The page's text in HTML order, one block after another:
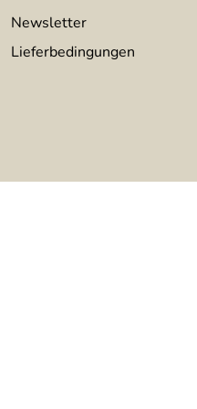
Newsletter
Lieferbedingungen